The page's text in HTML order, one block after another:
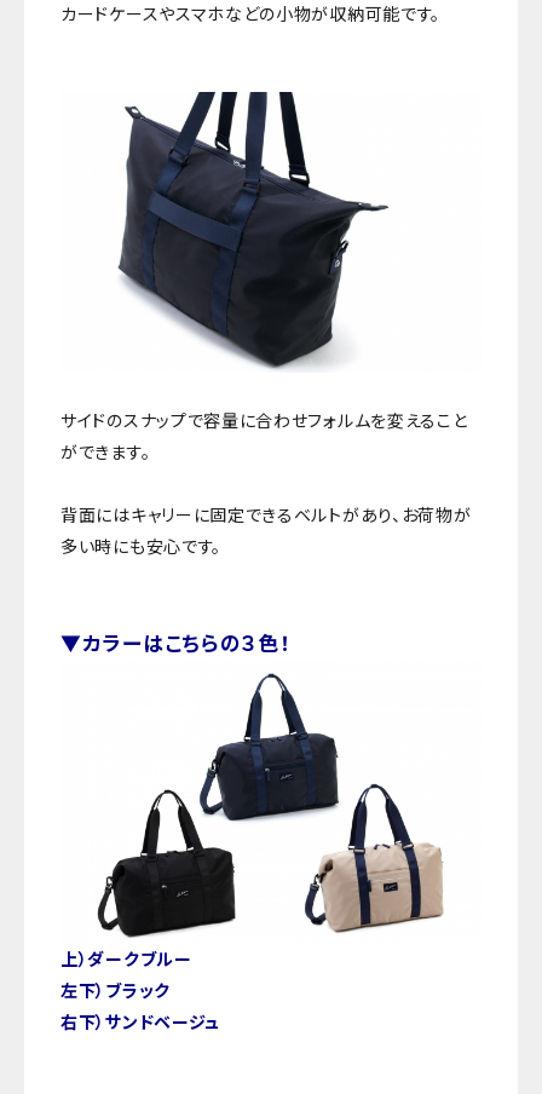
カードケースやスマホなどの小物が収納可能です。
サイドのスナップで容量に合わせフォルムを変えること
ができます。
背面にはキャリーに固定できるベルトがあり、お荷物が
多い時にも安心です。
▼カラーはこちらの３色！
上）ダークブルー
左下）ブラック
右下）サンドベージュ